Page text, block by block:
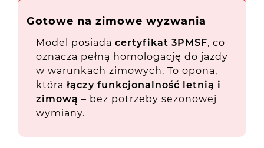
Gotowe na zimowe wyzwania
Model posiada certyfikat 3PMSF, co
oznacza pełną homologację do jazdy
w warunkach zimowych. To opona,
która łączy funkcjonalność letnią i
zimową – bez potrzeby sezonowej
wymiany.